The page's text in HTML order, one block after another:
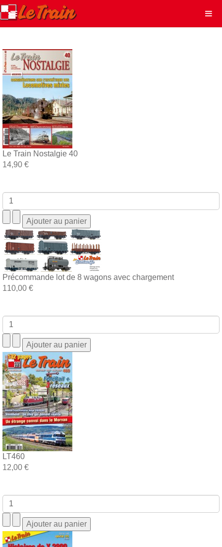
Le Train Nostalgie 40
14,90 €
Précommande lot de 8 wagons avec chargement
110,00 €
LT460
12,00 €